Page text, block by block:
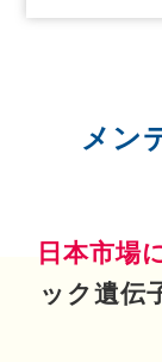
メン
日本市場
ック遺伝